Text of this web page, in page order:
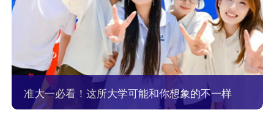
准大一必看！这所大学可能和你想象的不一样